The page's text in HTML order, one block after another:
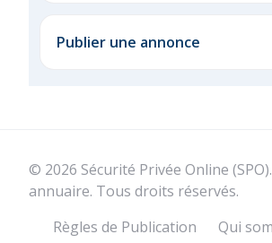
Publier une annonce
© 2026 Sécurité Privée Online
annuaire. Tous droits réservés.
Règles de Publication
Qui